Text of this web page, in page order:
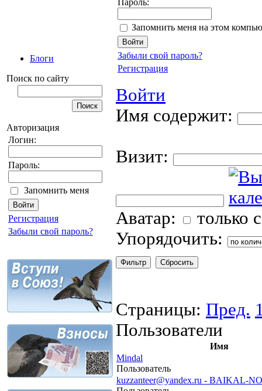
Блоги
Поиск по сайту
Авторизация
Логин:
Пароль:
Запомнить меня
Регистрация
Забыли свой пароль?
Пароль:
Запомнить меня на этом
Забыли свой пароль?
Регистрация
Войти
Имя содержит:
Визит:
Аватар:
только
Упорядочить:
Страницы: Пред.
Пользователи
Имя
Mindal
Пользователь
kuzzanteer@yandex.ru - BAIKAL-